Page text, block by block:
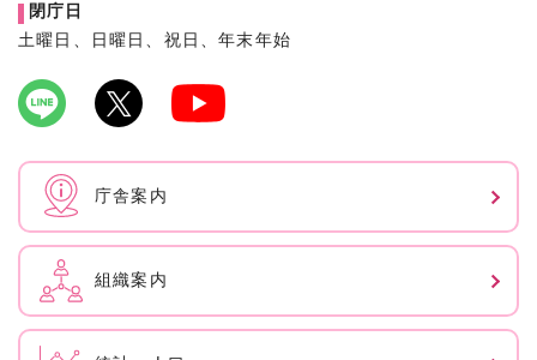
閉庁日
土曜日、日曜日、祝日、年末年始
庁舎案内
組織案内